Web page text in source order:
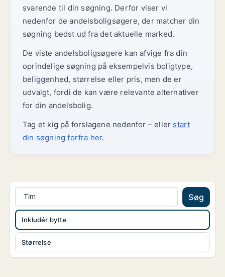
svarende til din søgning. Derfor viser vi
nedenfor de andelsboligsøgere, der matcher din
søgning bedst ud fra det aktuelle marked.
De viste andelsboligsøgere kan afvige fra din
oprindelige søgning på eksempelvis boligtype,
beliggenhed, størrelse eller pris, men de er
udvalgt, fordi de kan være relevante alternativer
for din andelsbolig.
Tag et kig på forslagene nedenfor – eller start
din søgning forfra her.
Tim Søg
Størrelse
Inkludér bytte